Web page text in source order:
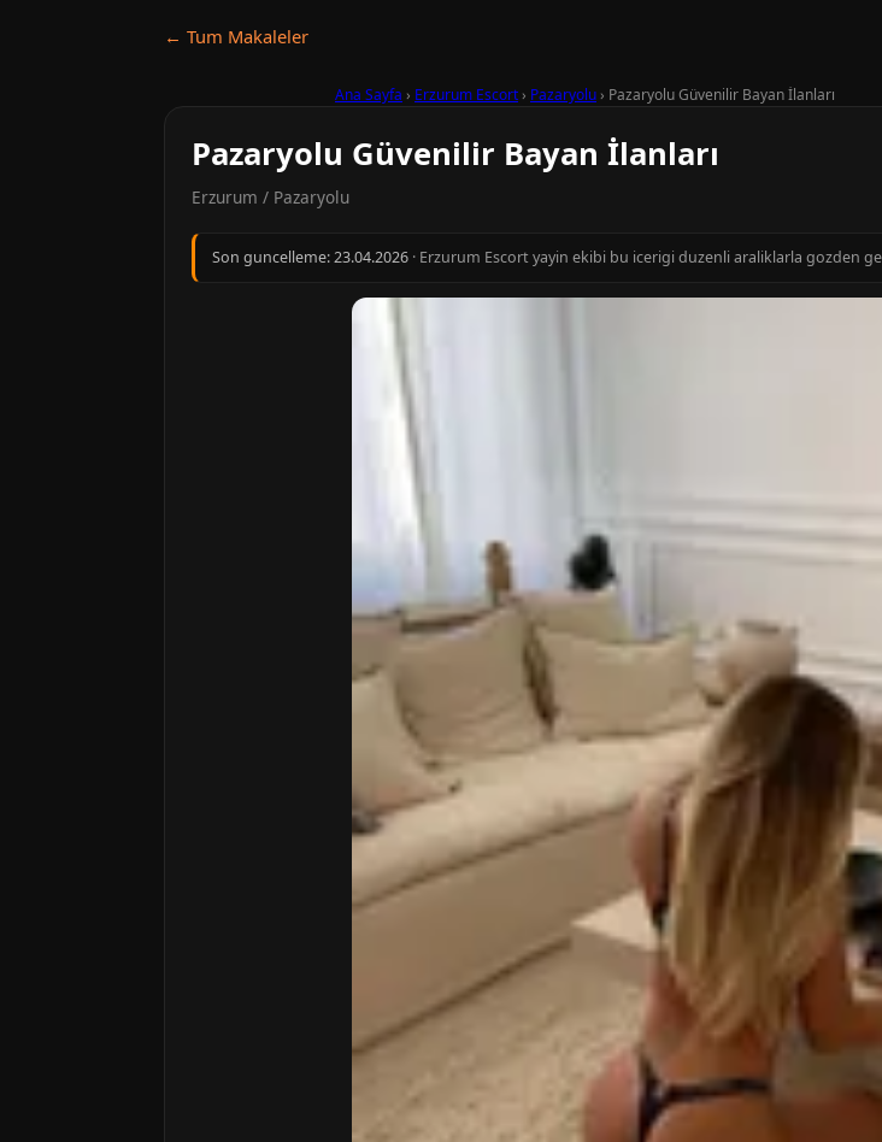
← Tum Makaleler
Ana Sayfa › Erzurum Escort› Pazaryolu› Pazaryolu Güvenilir Bayan İlanları
Pazaryolu Güvenilir Bayan İlanları
Erzurum / Pazaryolu
Son guncelleme:23.04.2026 · Erzurum Escort yayin ekibi bu icerigi duzenli araliklarla gozden